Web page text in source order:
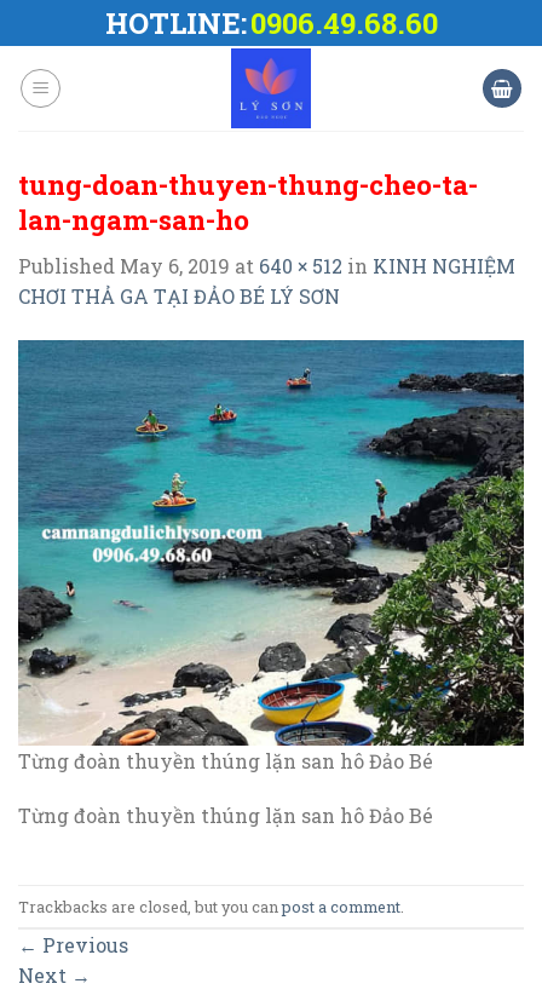
to
content
HOTLINE:0906.49.68.60
tung-doan-thuyen-thung-cheo-ta-
lan-ngam-san-ho
Published May 6, 2019 at 640 × 512 in KINH NGHIỆM
CHƠI THẢ GA TẠI ĐẢO BÉ LÝ SƠN
Từng đoàn thuyền thúng lặn san hô Đảo Bé
Từng đoàn thuyền thúng lặn san hô Đảo Bé
Trackbacks are closed, but you canpost a comment
← Previous
Next →